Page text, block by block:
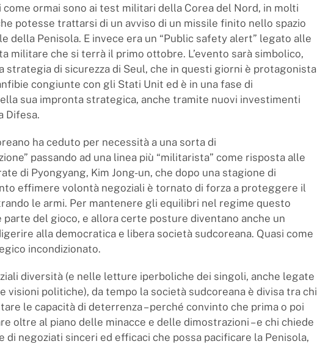
ormai sono ai test militari della Corea del Nord, in molti
potesse trattarsi di un avviso di un missile finito nello spazio
della Penisola. E invece era un “Public safety alert” legato alle
militare che si terrà il primo ottobre. L’evento sarà simbolico,
strategia di sicurezza di Seul, che in questi giorni è protagonista
congiunte con gli Stati Unit ed è in una fase di
sua impronta strategica, anche tramite nuovi investimenti
Difesa.
ha ceduto per necessità a una sorta di
passando ad una linea più “militarista” come risposta alle
di Pyongyang, Kim Jong-un, che dopo una stagione di
effimere volontà negoziali è tornato di forza a proteggere il
le armi. Per mantenere gli equilibri nel regime questo
del gioco, e allora certe posture diventano anche un
alla democratica e libera società sudcoreana. Quasi come
incondizionato.
diversità (e nelle letture iperboliche dei singoli, anche legate
visioni politiche), da tempo la società sudcoreana è divisa tra chi
le capacità di deterrenza – perché convinto che prima o poi
oltre al piano delle minacce e delle dimostrazioni – e chi chiede
di negoziati sinceri ed efficaci che possa pacificare la Penisola,